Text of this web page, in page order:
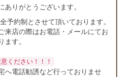
ありがとうございます。
予約制とさせて頂いております。
来店の際はお電話・メールにてお
ます。
ください！！！
へ電話勧誘など行っておりませ